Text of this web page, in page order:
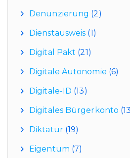
Denunzierung (2)
Dienstausweis (1)
Digital Pakt (21)
Digitale Autonomie (6)
Digitale-ID (13)
Digitales Bürgerkonto
Diktatur(19)
Eigentum (7)